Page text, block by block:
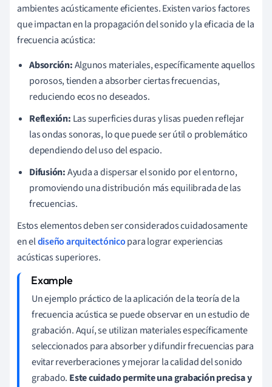
ambientes acústicamente eficientes. Existen varios factores
que impactan en la propagación del sonido y la eficacia de la
frecuencia acústica:
Absorción:Algunos materiales, específicamente aquellos
porosos, tienden a absorber ciertas frecuencias,
reduciendo ecos no deseados.
Reflexión: Las superficies duras y lisas pueden reflejar
las ondas sonoras, lo que puede ser útil o problemático
dependiendo del uso del espacio.
Difusión:Ayuda a dispersar el sonido por el entorno,
promoviendo una distribución más equilibrada de las
frecuencias.
Estos elementos deben ser considerados cuidadosamente
en eldiseño arquitectónicopara lograr experiencias
acústicas superiores.
Un ejemplo práctico de la aplicación de la teoría de la
frecuencia acústica se puede observar en un estudio de
grabación. Aquí, se utilizan materiales específicamente
seleccionados para absorber y difundir frecuencias para
evitar reverberaciones y mejorar la calidad del sonido
grabado. Este cuidado permite una grabación precisa y